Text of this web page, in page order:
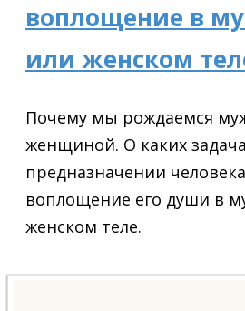
воплощение в
или женском
Почему мы рождаемся
женщиной. О каких
предназначении
воплощение его души в
женском теле.